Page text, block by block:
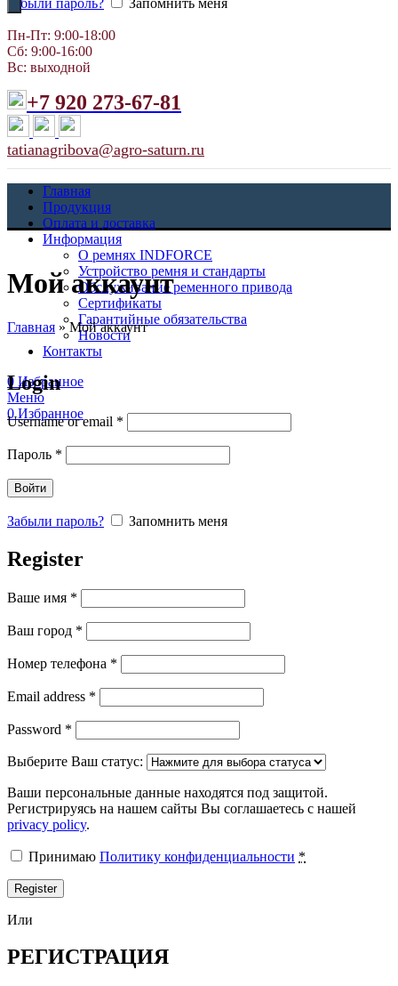
Пн-Пт: 9:00-18:00
Сб: 9:00-16:00
Вс: выходной
+7 920 273-67-81
tatianagribova@agro-saturn.ru
Главная
Продукция
Оплата и доставка
Информация
О ремнях INDFORCE
Устройство ремня и стандарты
Обслуживание ременного привода
Сертификаты
Гарантийные обязательства
Новости
Контакты
0Избранное
Меню
0Избранное
Мой аккаунт
Главная »Мой аккаунт
Login
Username or email *
Пароль *
Войти
Забыли пароль? Запомнить меня
Register
Ваше имя *
Ваш город *
Номер телефона *
Email address *
Password *
Выберите Ваш статус:
Ваши персональные данные находятся под защитой.
Регистрируясь на нашем сайты Вы соглашаетесь с нашей
privacy policy.
Принимаю Политику конфиденциальности *
Register
Или
РЕГИСТРАЦИЯ